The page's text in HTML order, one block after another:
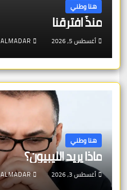
هنا وطني
منذُ افترقنا
أغسطس 5, 2026 ALMADAR
هنا وطني
ماذا يريد الليبيون؟
أغسطس 3, 2026 ALMADAR